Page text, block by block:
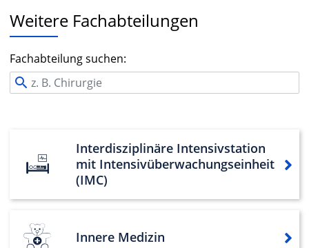
Weitere Fachabteilungen
Fachabteilung suchen:
Interdisziplinäre Intensivstation
mit Intensivüberwachungseinheit
(IMC)
Innere Medizin